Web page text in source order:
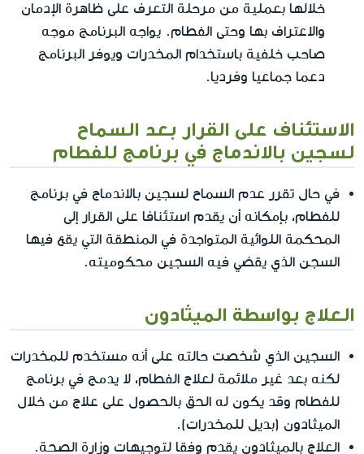
خلالها بعملية من مرحلة التعرف على ظاهرة الإدمان
والاعتراف بها وحتى الفطام. يواجه البرنامج موجه
صاحب خلفية باستخدام المخدرات ويوفر البرنامج
دعما جماعيا وفرديا.
الاستئناف على القرار بعد السماح
لسجين بالاندماج في برنامج للفطام
في حال تقرر عدم السماح لسجين بالاندماج في برنامج
للفطام، بإمكانه أن يقدم استئنافا على القرار إلى
المحكمة اللوائية المتواجدة في المنطقة التي يقع فيها
السجن الذي يقضي فيه السجين محكوميته.
العلاج بواسطة الميثادون
السجين الذي شخصت حالته على أنه مستخدم للمخدرات
لكنه بعد غير ملائمة لعلاج الفطام، لا يدمج في برنامج
للفطام وقد يكون له الحق بالحصول على علاج من خلال
الميثادون (بديل للمخدرات).
العلاج بالميثادون يقدم وفقا لتوجيهات وزارة الصحة.